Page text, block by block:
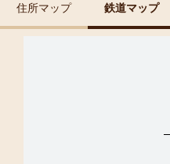
住所マップ 鉄道マップ